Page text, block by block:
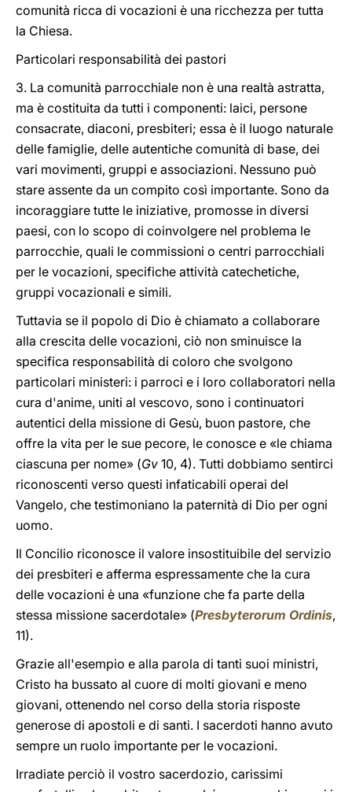
comunità ricca di vocazioni è una ricchezza per tutta
la Chiesa.
Particolari responsabilità dei pastori
3. La comunità parrocchiale non è una realtà astratta,
ma è costituita da tutti i componenti: laici, persone
consacrate, diaconi, presbiteri; essa è il luogo naturale
delle famiglie, delle autentiche comunità di base, dei
vari movimenti, gruppi e associazioni. Nessuno può
stare assente da un compito così importante. Sono da
incoraggiare tutte le iniziative, promosse in diversi
paesi, con lo scopo di coinvolgere nel problema le
parrocchie, quali le commissioni o centri parrocchiali
per le vocazioni, specifiche attività catechetiche,
gruppi vocazionali e simili.
Tuttavia se il popolo di Dio è chiamato a collaborare
alla crescita delle vocazioni, ciò non sminuisce la
specifica responsabilità di coloro che svolgono
particolari ministeri: i parroci e i loro collaboratori nella
cura d'anime, uniti al vescovo, sono i continuatori
autentici della missione di Gesù, buon pastore, che
offre la vita per le sue pecore, le conosce e «le chiama
ciascuna per nome» (Gv 10, 4). Tutti dobbiamo sentirci
riconoscenti verso questi infaticabili operai del
Vangelo, che testimoniano la paternità di Dio per ogni
uomo.
Il Concilio riconosce il valore insostituibile del servizio
dei presbiteri e afferma espressamente che la cura
delle vocazioni è una «funzione che fa parte della
stessa missione sacerdotale» (Presbyterorum Ordinis,
11).
Grazie all'esempio e alla parola di tanti suoi ministri,
Cristo ha bussato al cuore di molti giovani e meno
giovani, ottenendo nel corso della storia risposte
generose di apostoli e di santi. I sacerdoti hanno avuto
sempre un ruolo importante per le vocazioni.
Irradiate perciò il vostro sacerdozio, carissimi